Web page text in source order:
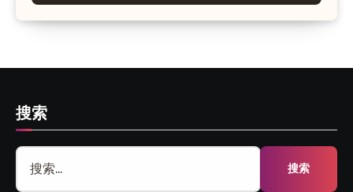
搜索
搜
索：